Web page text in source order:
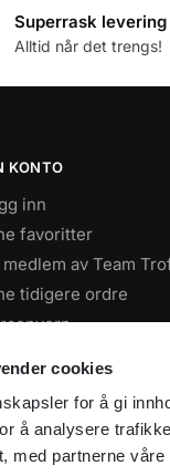
cookies
for å gi
å analysere
med partnerne
Superrask levering
Alltid når det trengs!
KONTO
inn
favoritter
medlem av Team
tidigere ordre